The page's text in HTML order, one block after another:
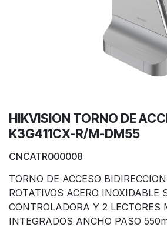
HIKVISION TORNO DE
K3G411CX-R/M-DM55
CNCATR000008
TORNO DE ACCESO
ROTATIVOS ACERO INOXIDABLE
CONTROLADORA Y 2 LECTORES
INTEGRADOS ANCHO PASO